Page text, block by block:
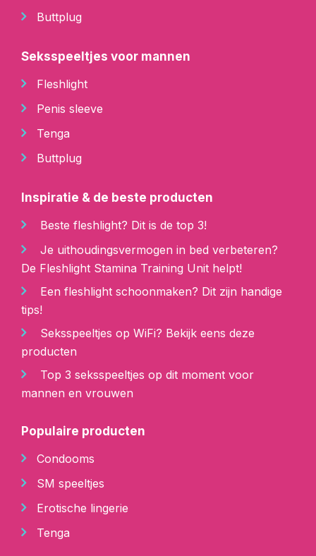
Buttplug
Seksspeeltjes voor mannen
Fleshlight
Penis sleeve
Tenga
Buttplug
Inspiratie & de beste producten
Beste fleshlight? Dit is de top 3!
Je uithoudingsvermogen in bed verbeteren?
De Fleshlight Stamina Training Unit helpt!
Een fleshlight schoonmaken? Dit zijn handige
tips!
Seksspeeltjes op WiFi? Bekijk eens deze
producten
Top 3 seksspeeltjes op dit moment voor
mannen en vrouwen
Populaire producten
Condooms
SM speeltjes
Erotische lingerie
Tenga